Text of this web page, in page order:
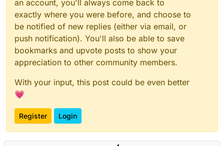
an account, you'll always come back to
exactly where you were before, and choose to
be notified of new replies (either via email, or
push notification). You'll also be able to save
bookmarks and upvote posts to show your
appreciation to other community members.
With your input, this post could be even better
💗
Register Login